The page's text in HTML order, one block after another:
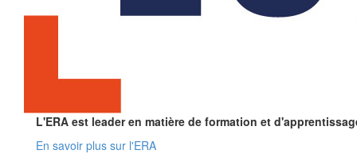
L'ERA est leader en matière de formation et
En savoir plus sur l'ERA